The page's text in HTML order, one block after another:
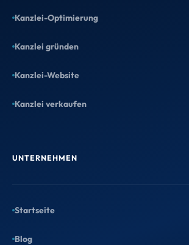
Kanzlei-Optimierung
Kanzlei gründen
Kanzlei-Website
Kanzlei verkaufen
UNTERNEHMEN
Startseite
Blog